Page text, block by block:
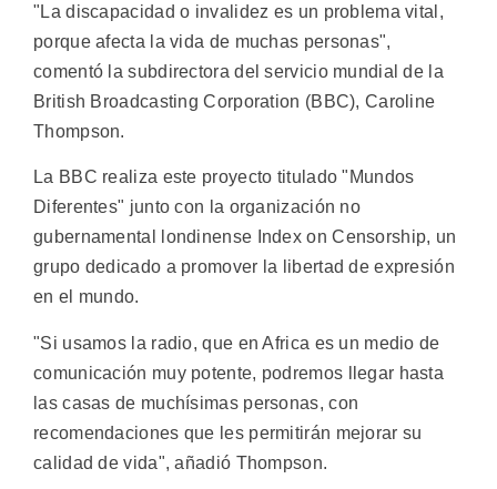
"La discapacidad o invalidez es un problema vital,
porque afecta la vida de muchas personas",
comentó la subdirectora del servicio mundial de la
British Broadcasting Corporation (BBC), Caroline
Thompson.
La BBC realiza este proyecto titulado "Mundos
Diferentes" junto con la organización no
gubernamental londinense Index on Censorship, un
grupo dedicado a promover la libertad de expresión
en el mundo.
"Si usamos la radio, que en Africa es un medio de
comunicación muy potente, podremos llegar hasta
las casas de muchísimas personas, con
recomendaciones que les permitirán mejorar su
calidad de vida", añadió Thompson.